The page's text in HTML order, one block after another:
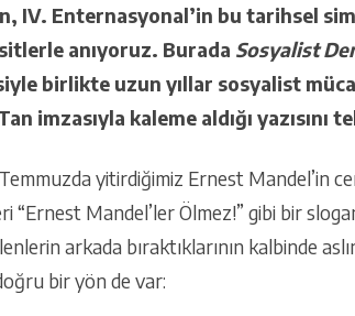
Enternasyonal’in bu tarihsel
anıyoruz. Burada Sosyalist
birlikte uzun yıllar sosyalist
imzasıyla kaleme aldığı yazısını
yitirdiğimiz Ernest Mandel’in
“Ernest Mandel’ler Ölmez!” gibi bir
arkada bıraktıklarının kalbinde
bir yön de var: